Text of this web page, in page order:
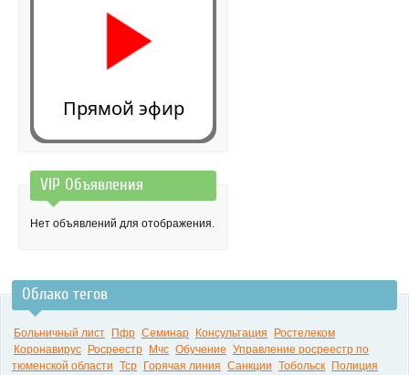
0:00
Прямой эфир
VIP Объявления
Нет объявлений для отображения.
Облако тегов
Больничный лист Пфр Семинар Консультация
Ростелеком
Коронавирус
Росреестр Мчс Обучение Управление росреестр по
тюменской области Тср Горячая линия Санкции Тобольск
Полиция